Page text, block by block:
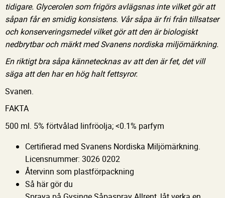
tidigare. Glycerolen som frigörs avlägsnas inte vilket gör att
såpan får en smidig konsistens. Vår såpa är fri från tillsatser
och konserveringsmedel vilket gör att den är biologiskt
nedbrytbar och märkt med Svanens nordiska miljömärkning.
En riktigt bra såpa kännetecknas av att den är fet, det vill
säga att den har en hög halt fettsyror.
Svanen.
FAKTA
500 ml. 5% förtvålad linfröolja; <0.1% parfym
Certifierad med Svanens Nordiska Miljömärkning.
Licensnummer: 3026 0202
Återvinn som plastförpackning
Så här gör du